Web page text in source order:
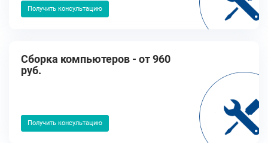
Получить консультацию
Сборка компьютеров - от 960
руб.
Получить консультацию